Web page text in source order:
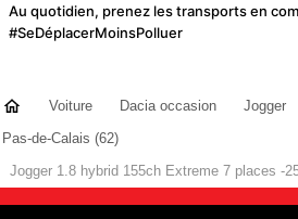
Au quotidien, prenez les transports en
#SeDéplacerMoinsPolluer
Voiture Dacia occasion Jogger
Pas-de-Calais (62)
Jogger 1.8 hybrid 155ch Extreme 7 places -